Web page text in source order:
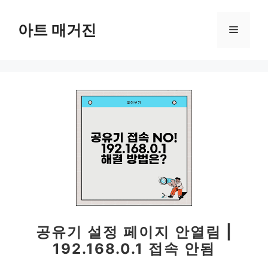
아트 매거진 메
공유기 설정 페이지 안열림 |
192.168.0.1 접속 안됨